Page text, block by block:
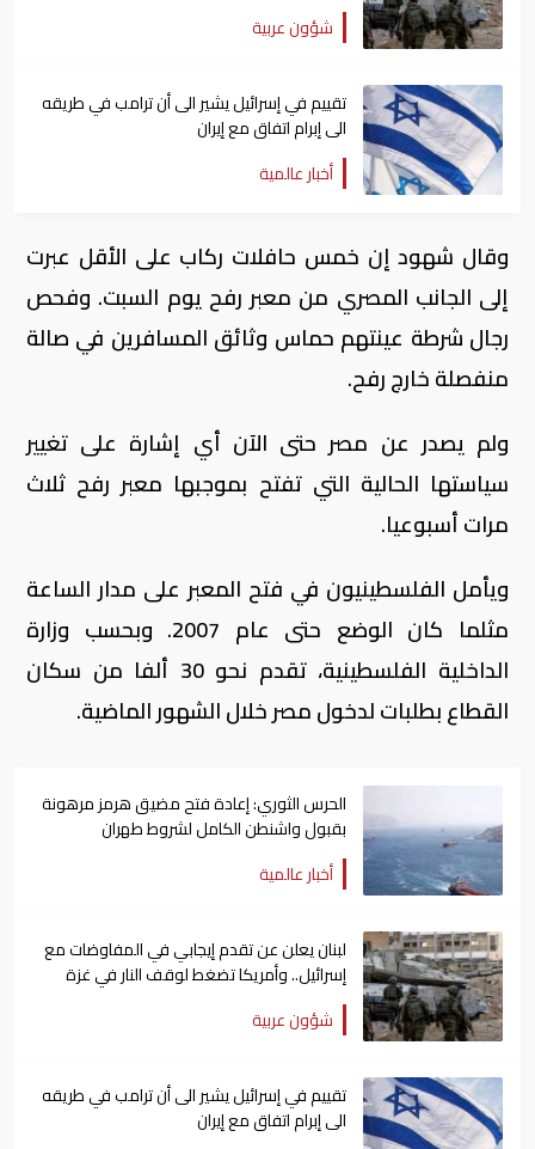
شؤون عربية
تقييم في إسرائيل يشير الى أن ترامب في طريقه
الى إبرام اتفاق مع إيران
أخبار عالمية
وقال شهود إن خمس حافلات ركاب على الأقل عبرت
إلى الجانب المصري من معبر رفح يوم السبت. وفحص
رجال شرطة عينتهم حماس وثائق المسافرين في صالة
منفصلة خارج رفح.
ولم يصدر عن مصر حتى الآن أي إشارة على تغيير
سياستها الحالية التي تفتح بموجبها معبر رفح ثلاث
مرات أسبوعيا.
ويأمل الفلسطينيون في فتح المعبر على مدار الساعة
مثلما كان الوضع حتى عام 2007. وبحسب وزارة
الداخلية الفلسطينية، تقدم نحو 30 ألفا من سكان
القطاع بطلبات لدخول مصر خلال الشهور الماضية.
الحرس الثوري: إعادة فتح مضيق هرمز مرهونة
بقبول واشنطن الكامل لشروط طهران
أخبار عالمية
لبنان يعلن عن تقدم إيجابي في المفاوضات مع
إسرائيل.. وأمريكا تضغط لوقف النار في غزة
شؤون عربية
تقييم في إسرائيل يشير الى أن ترامب في طريقه
الى إبرام اتفاق مع إيران